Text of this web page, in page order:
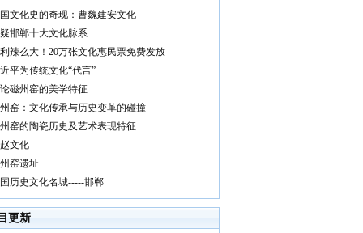
文化史的奇现：曹魏建安文化
邯郸十大文化脉系
辣么大！20万张文化惠民票免费发放
平为传统文化“代言”
磁州窑的美学特征
窑：文化传承与历史变革的碰撞
窑的陶瓷历史及艺术表现特征
文化
窑遗址
历史文化名城-----邯郸
更新